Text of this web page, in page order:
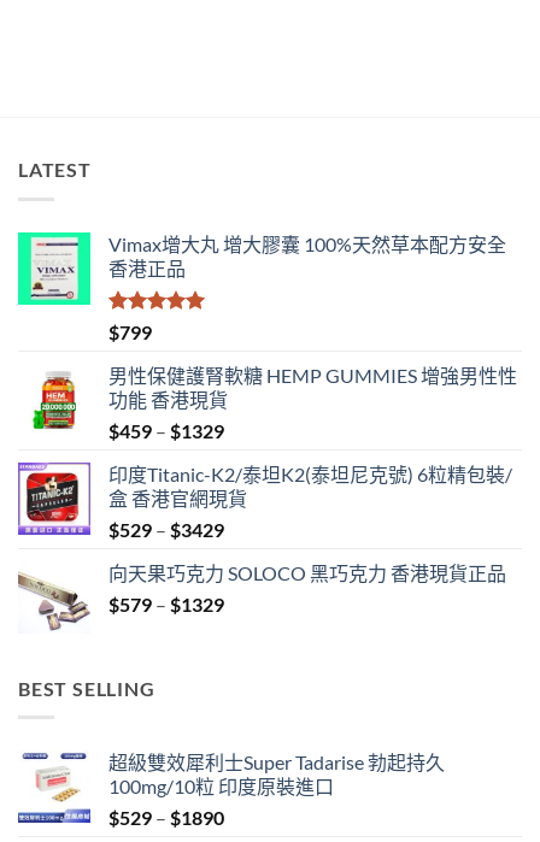
LATEST
Vimax增大丸 增大膠囊 100%天然草本配方安全
香港正品
評分
滿分 5
$799
男性保健護腎軟糖 HEMP GUMMIES 增強男性性
功能 香港現貨
$459 – $1329Price
$459
through
$1329
印度Titanic-K2/泰坦K2(泰坦尼克號) 6粒精包裝/
盒 香港官網現貨
$529 – $3429Price
$529
through
向天果巧克力 SOLOCO 黑巧克力 香港現貨正品
$579 – $1329Price
BEST SELLING
超級雙效犀利士Super Tadarise 勃起持久
100mg/10粒 印度原裝進口
$529 – $1890Price